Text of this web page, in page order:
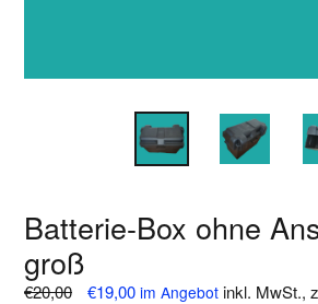
Batterie-Box ohne
groß
Normaler
€20,00 €19,00 im Angebot inkl. MwSt.,